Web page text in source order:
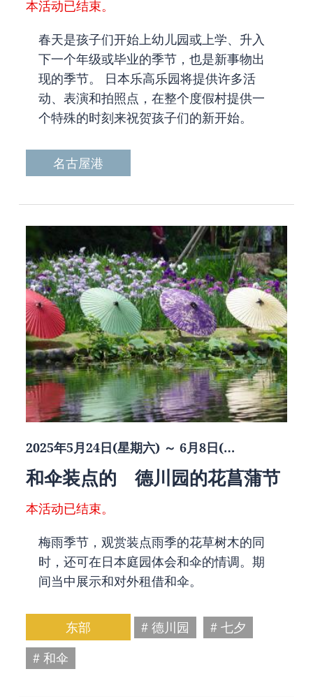
本活动已结束。
春天是孩子们开始上幼儿园或上学、升入
下一个年级或毕业的季节，也是新事物出
现的季节。 日本乐高乐园将提供许多活
动、表演和拍照点，在整个度假村提供一
个特殊的时刻来祝贺孩子们的新开始。
名古屋港
2025年5月24日(星期六) ～ 6月8日(…
和伞装点的 德川园的花菖蒲节
本活动已结束。
梅雨季节，观赏装点雨季的花草树木的同
时，还可在日本庭园体会和伞的情调。期
间当中展示和对外租借和伞。
东部 # 德川园
# 七夕
# 和伞